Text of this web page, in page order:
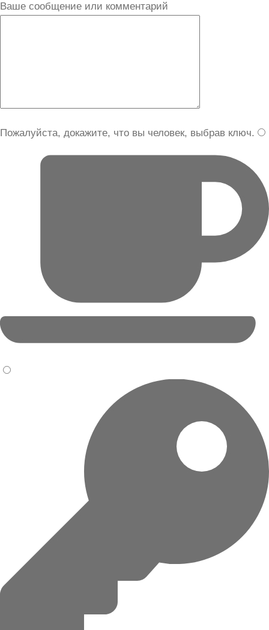
Ваше сообщение или комментарий
Пожалуйста, докажите, что вы человек, выбрав ключ.